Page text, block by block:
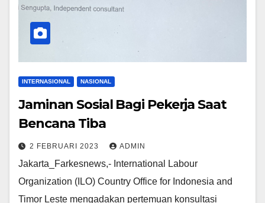
INTERNASIONAL NASIONAL
Jaminan Sosial Bagi Pekerja Saat
2 FEBRUARI 2023 ADMIN
Jakarta_Farkesnews,- International Labour
Organization (ILO) Country Office for Indonesia and
Timor Leste mengadakan pertemuan konsultasi